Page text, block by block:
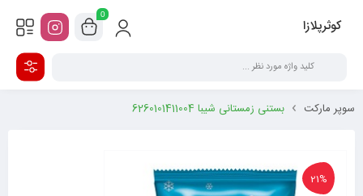
کوثرپلازا
0
سوپر مارکت بستنی زمستانی شیبا 6260101411004
21%